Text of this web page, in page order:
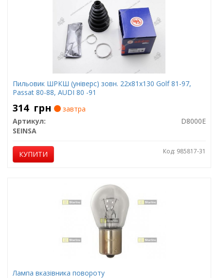
Пильовик ШРКШ (універс) зовн. 22x81x130 Golf 81-97,
Passat 80-88, AUDI 80 -91
314 грн
завтра
Артикул:
D8000E
SEINSA
КУПИТИ Код: 985817-31
Лампа вказівника повороту